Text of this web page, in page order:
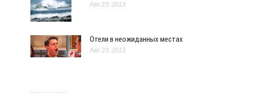
Авг 23, 2013
Отели в неожиданных местах
Авг 23, 2013